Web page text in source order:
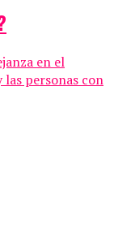
en el
personas con